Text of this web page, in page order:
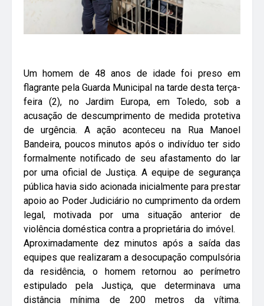
Um homem de 48 anos de idade foi preso em
flagrante pela Guarda Municipal na tarde desta terça-
feira (2), no Jardim Europa, em Toledo, sob a
acusação de descumprimento de medida protetiva
de urgência. A ação aconteceu na Rua Manoel
Bandeira, poucos minutos após o indivíduo ter sido
formalmente notificado de seu afastamento do lar
por uma oficial de Justiça. A equipe de segurança
pública havia sido acionada inicialmente para prestar
apoio ao Poder Judiciário no cumprimento da ordem
legal, motivada por uma situação anterior de
violência doméstica contra a proprietária do imóvel.
Aproximadamente dez minutos após a saída das
equipes que realizaram a desocupação compulsória
da residência, o homem retornou ao perímetro
estipulado pela Justiça, que determinava uma
distância mínima de 200 metros da vítima.